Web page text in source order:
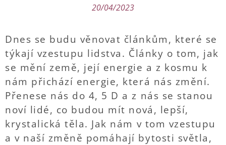
20/04/2023
Dnes se budu věnovat článkům, které se
týkají vzestupu lidstva. Články o tom, jak
se mění země, její energie a z kosmu k
nám přichází energie, která nás změní.
Přenese nás do 4, 5 D a z nás se stanou
noví lidé, co budou mít nová, lepší,
krystalická těla. Jak nám v tom vzestupu
a v naší změně pomáhají bytosti světla,